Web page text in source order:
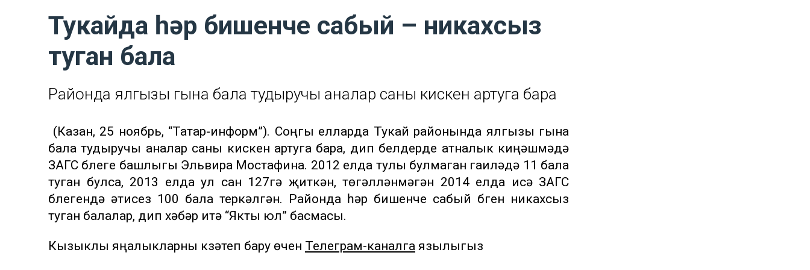
Тукайда һәр бишенче сабый – никахсыз
туган бала
Районда ялгызы гына бала тудыручы аналар саны кискен артуга бара
(Казан, 25 ноябрь, “Татар-информ”). Соңгы елларда Тукай районында ялгызы гына
бала тудыручы аналар саны кискен артуга бара, дип белдерде атналык киңәшмәдә
ЗАГС бүлеге башлыгы Эльвира Мостафина. 2012 елда тулы булмаган гаиләдә 11 бала
туган булса, 2013 елда ул сан 127гә җиткән, төгәлләнмәгән 2014 елда исә ЗАГС
бүлегендә әтисез 100 бала теркәлгән. Районда һәр бишенче сабый бүген никахсыз
туган балалар, дип хәбәр итә “Якты юл” басмасы.
Кызыклы яңалыкларны күзәтеп бару өчен Телеграм-каналга язылыгыз